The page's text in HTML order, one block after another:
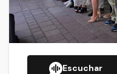
Escuchar